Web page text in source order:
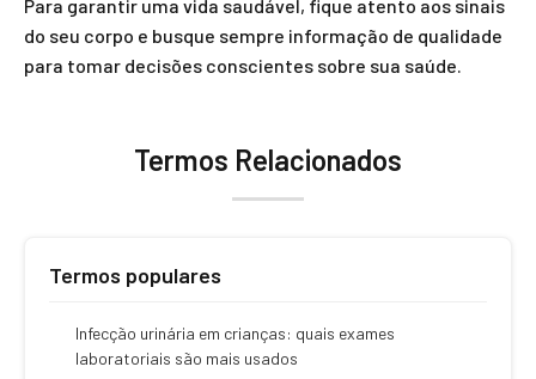
Para garantir uma vida saudável, fique atento aos sinais
do seu corpo e busque sempre informação de qualidade
para tomar decisões conscientes sobre sua saúde.
Termos Relacionados
Termos populares
Infecção urinária em crianças: quais exames
laboratoriais são mais usados